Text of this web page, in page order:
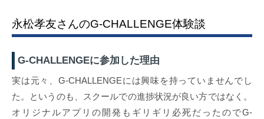
永松孝友さんのG-CHALLENGE体験談
G-CHALLENGEに参加した理由
実は元々、G-CHALLENGEには興味を持っていませんでし
た。というのも、スクールでの進捗状況が良い方ではなく。
オリジナルアプリの開発もギリギリ必死だったのでG-